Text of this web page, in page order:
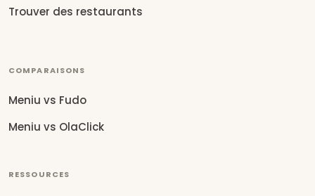
Trouver des restaurants
COMPARAISONS
Meniu vs Fudo
Meniu vs OlaClick
RESSOURCES